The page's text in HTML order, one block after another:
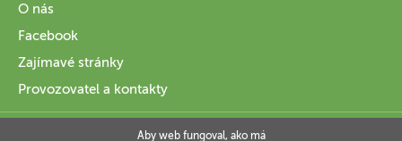
O nás
Facebook
Zajímavé stránky
Provozovatel a kontakty
Aby web fungoval, ako má